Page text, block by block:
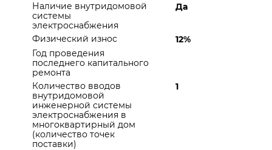
Наличие внутридомовой
системы
электроснабжения
Да
Физический износ
12%
Год проведения
последнего капитального
ремонта
Количество вводов
внутридомовой
инженерной системы
электроснабжения в
многоквартирный дом
(количество точек
поставки)
1